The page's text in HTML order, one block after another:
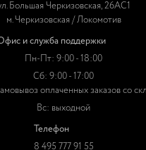
Большая Черкизовская, 26АС1
м. Черкизовская / Локомотив
и служба поддержки
Пн-Пт: 9:00 - 18:00
Сб: 9:00 - 17:00
оплаченных заказов со
Вс: выходной
Телефон
8 495 777 91 55